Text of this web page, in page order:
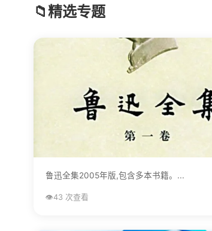
📁精选专题
鲁迅全集2005年版,包含多本书籍。...
👁️43 次查看